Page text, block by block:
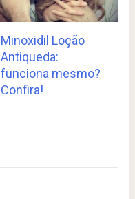
Minoxidil Loção
Antiqueda:
funciona mesmo?
Confira!